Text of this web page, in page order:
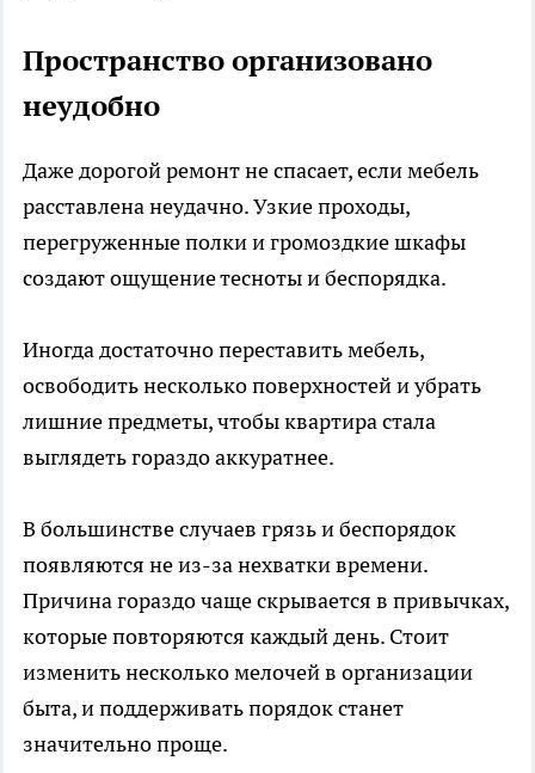
Пространство организовано
неудобно
Даже дорогой ремонт не спасает, если мебель
расставлена неудачно. Узкие проходы,
перегруженные полки и громоздкие шкафы
создают ощущение тесноты и беспорядка.
Иногда достаточно переставить мебель,
освободить несколько поверхностей и убрать
лишние предметы, чтобы квартира стала
выглядеть гораздо аккуратнее.
В большинстве случаев грязь и беспорядок
появляются не из-за нехватки времени.
Причина гораздо чаще скрывается в привычках,
которые повторяются каждый день. Стоит
изменить несколько мелочей в организации
быта, и поддерживать порядок станет
значительно проще.